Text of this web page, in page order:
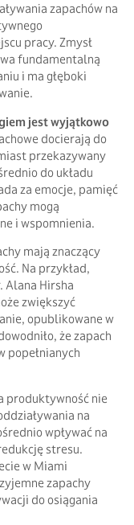
zapachów na
pracy. Zmysł
fundamentalną
i ma głęboki
jest wyjątkowo
docierają do
przekazywany
do układu
za emocje, pamięć
mogą
i wspomnienia.
mają znaczący
Na przykład,
Alana Hirsha
zwiększyć
opublikowane w
że zapach
popełnianych
produktywność nie
na
wpływać na
stresu.
w Miami
zapachy
do osiągania